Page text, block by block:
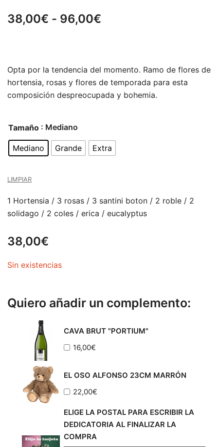
38,00€ - 96,00€
desde
38,00€
Opta por la tendencia del momento. Ramo de flores de
hortensia, rosas y flores de temporada para esta
composición despreocupada y bohemia.
Tamaño : Mediano
Mediano Grande Extra
LIMPIAR
1 Hortensia / 3 rosas / 3 santini boton / 2 roble / 2
solidago / 2 coles / erica / eucalyptus
38,00€
Sin existencias
Quiero añadir un complemento:
CAVA BRUT "PORTIUM"
16,00€
EL OSO ALFONSO 23CM MARRÓN
22,00€
ELIGE LA POSTAL PARA ESCRIBIR LA
DEDICATORIA AL FINALIZAR LA
COMPRA